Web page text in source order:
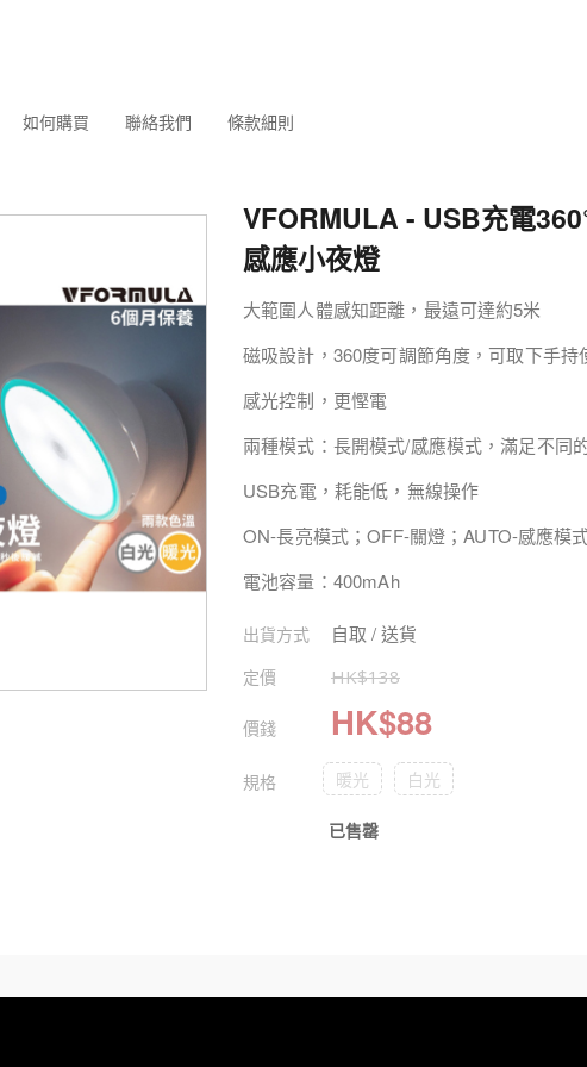
如何購買 聯絡我們 條款細則
VFORMULA - USB充電
感應小夜燈
大範圍人體感知距離，最遠可達約5米
磁吸設計，360度可調節角度，可取下手持
感光控制，更慳電
兩種模式：長開模式/感應模式，滿足不同
USB充電，耗能低，無線操作
ON-長亮模式；OFF-關燈；AUTO-感應模
電池容量：400mAh
出貨方式 自取 / 送貨
定價 HK$138
價錢 HK$88
規格 暖光 白光
已售罄